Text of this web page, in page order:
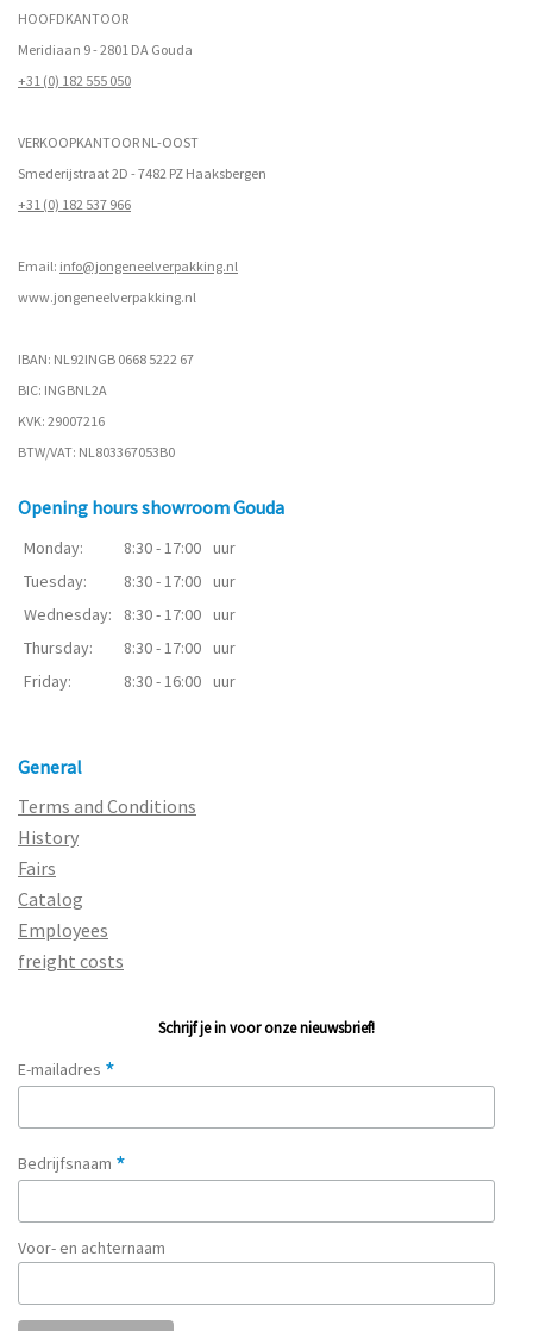
HOOFDKANTOOR
Meridiaan 9 - 2801 DA Gouda
+31 (0) 182 555 050
VERKOOPKANTOOR NL-OOST
Smederijstraat 2D - 7482 PZ Haaksbergen
+31 (0) 182 537 966
Email: info@jongeneelverpakking.nl
www.jongeneelverpakking.nl
IBAN: NL92INGB 0668 5222 67
BIC: INGBNL2A
KVK: 29007216
BTW/VAT: NL803367053B0
Opening hours showroom Gouda
Monday: 8:30 - 17:00 uur
Tuesday:
8:30 - 17:00 uur
Wednesday:
8:30 - 17:00 uur
Thursday:
8:30 - 17:00 uur
Friday:
8:30 - 16:00 uur
General
Terms and Conditions
History
Fairs
Catalog
Employees
freight costs
Schrijf je in voor onze nieuwsbrief!
E-mailadres *
Bedrijfsnaam *
Voor- en achternaam